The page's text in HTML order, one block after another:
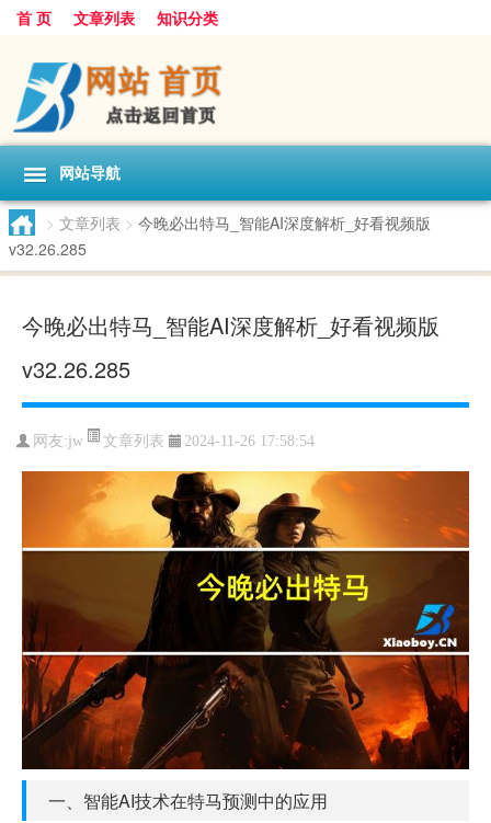
首 页 文章列表 知识分类
网站导航
> 文章列表 > 今晚必出特马_智能AI深度解析_好看视频版
v32.26.285
今晚必出特马_智能AI深度解析_好看视频版
v32.26.285
网友:jw 文章列表 2024-11-26 17:58:54
一、智能AI技术在特马预测中的应用